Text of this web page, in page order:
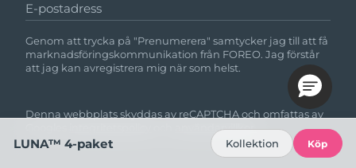
E-postadress
Genom att trycka på "Prenumerera" samtycker jag till att få
marknadsföringskommunikation från FOREO. Jag förstår
att jag kan avregistrera mig när som helst.
Denna webbplats skyddas av reCAPTCHA och omfattas av
användarvillkor.
LUNA™ 4-paket Kollektion Köp